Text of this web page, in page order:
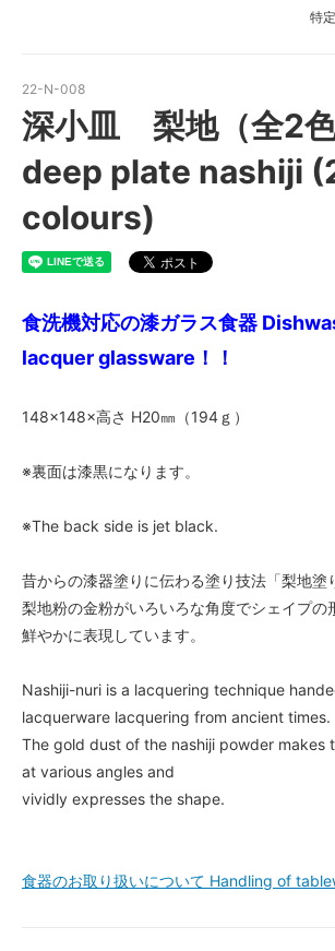
特
22-N-008
深小皿 梨地（全2
deep plate nashiji
colours)
食洗機対応の漆ガラス食器
lacquer glassware！！
148×148×高さ H20㎜（194ｇ）
※裏面は漆黒になります。
※The back side is jet black.
昔からの漆器塗りに伝わる塗り技法「梨地塗
梨地粉の金粉がいろいろな角度でシェイプの
鮮やかに表現しています。
Nashiji-nuri is a lacquering technique
lacquerware lacquering from ancient times.
The gold dust of the nashiji powder makes
at various angles and
vividly expresses the shape.
食器のお取り扱いについて Handling of